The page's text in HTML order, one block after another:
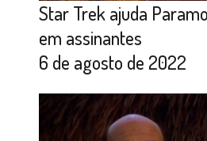
Star Trek ajuda
em assinantes
6 de agosto de 2022